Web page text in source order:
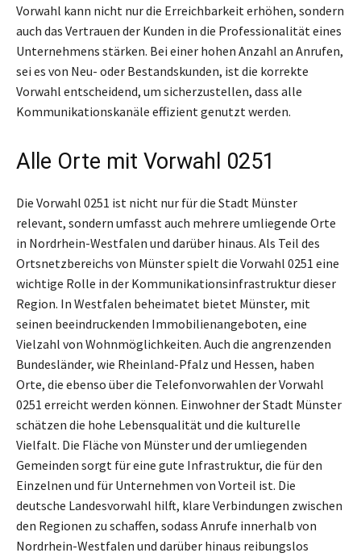
Vorwahl kann nicht nur die Erreichbarkeit erhöhen, sondern
auch das Vertrauen der Kunden in die Professionalität eines
Unternehmens stärken. Bei einer hohen Anzahl an Anrufen,
sei es von Neu- oder Bestandskunden, ist die korrekte
Vorwahl entscheidend, um sicherzustellen, dass alle
Kommunikationskanäle effizient genutzt werden.
Alle Orte mit Vorwahl 0251
Die Vorwahl 0251 ist nicht nur für die Stadt Münster
relevant, sondern umfasst auch mehrere umliegende Orte
in Nordrhein-Westfalen und darüber hinaus. Als Teil des
Ortsnetzbereichs von Münster spielt die Vorwahl 0251 eine
wichtige Rolle in der Kommunikationsinfrastruktur dieser
Region. In Westfalen beheimatet bietet Münster, mit
seinen beeindruckenden Immobilienangeboten, eine
Vielzahl von Wohnmöglichkeiten. Auch die angrenzenden
Bundesländer, wie Rheinland-Pfalz und Hessen, haben
Orte, die ebenso über die Telefonvorwahlen der Vorwahl
0251 erreicht werden können. Einwohner der Stadt Münster
schätzen die hohe Lebensqualität und die kulturelle
Vielfalt. Die Fläche von Münster und der umliegenden
Gemeinden sorgt für eine gute Infrastruktur, die für den
Einzelnen und für Unternehmen von Vorteil ist. Die
deutsche Landesvorwahl hilft, klare Verbindungen zwischen
den Regionen zu schaffen, sodass Anrufe innerhalb von
Nordrhein-Westfalen und darüber hinaus reibungslos